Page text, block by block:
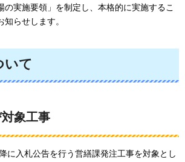
の実施要領」を制定し、本格的に実施するこ
らせします。
いて
象工事
降に入札公告を行う営繕課発注工事を対象とし